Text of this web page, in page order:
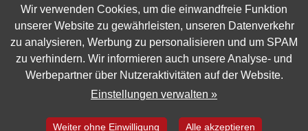
Impressum
Datenschutz
Barrierefreiheit
Cookie Einstellungen
Marketing by
Wir verwenden Cookies, um die einwandfreie Funktion
unserer Website zu gewährleisten, unseren Datenverkehr
zu analysieren, Werbung zu personalisieren und um SPAM
zu verhindern. Wir informieren auch unsere Analyse- und
Werbepartner über Nutzeraktivitäten auf der Website.
Einstellungen verwalten »
Weiter ohne Einwilligung Alle akzeptieren